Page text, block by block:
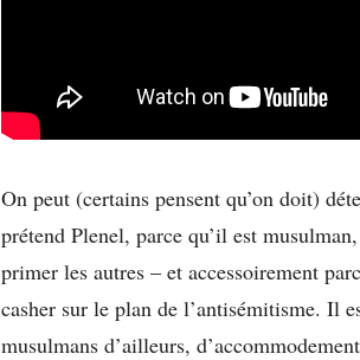
On peut (certains pensent qu’on doit)
prétend Plenel, parce qu’il est
primer les autres – et accessoirement
casher sur le plan de l’antisémitisme. Il
musulmans d’ailleurs,